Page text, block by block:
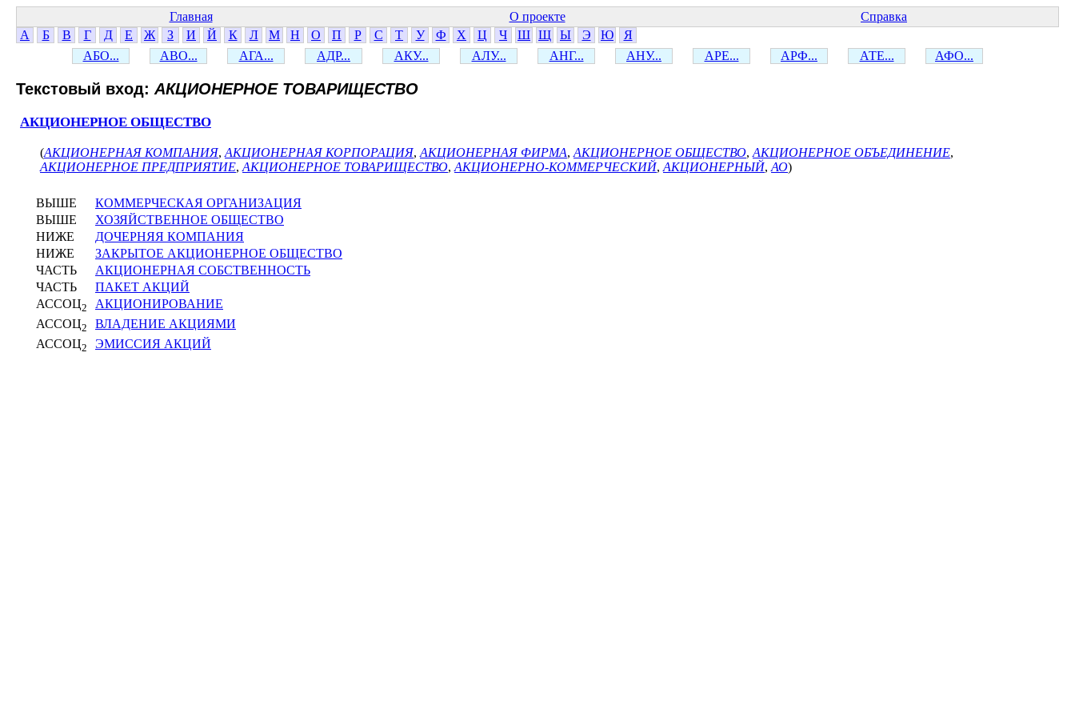
Главная О проекте
Справка
А
Б В Г Д Е Ж З И Й К Л М Н О П Р С Т У Ф Х Ц Ч Ш Щ Ы Э Ю
Я
АБО...
АВО... АГА... АДР... АКУ... АЛУ... АНГ... АНУ... АРЕ... АРФ... АТЕ... АФО...
Текстовый вход: АКЦИОНЕРНОЕ ТОВАРИЩЕСТВО
АКЦИОНЕРНОЕ ОБЩЕСТВО
(АКЦИОНЕРНАЯ КОМПАНИЯ, АКЦИОНЕРНАЯ КОРПОРАЦИЯ, АКЦИОНЕРНАЯ ФИРМА, АКЦИОНЕРНОЕ ОБЩЕСТВО, АКЦИОНЕРНОЕ ОБЪЕДИНЕНИЕ,
АКЦИОНЕРНОЕ ПРЕДПРИЯТИЕ, АКЦИОНЕРНОЕ ТОВАРИЩЕСТВО, АКЦИОНЕРНО-КОММЕРЧЕСКИЙ, АКЦИОНЕРНЫЙ, АО)
ВЫШЕ
КОММЕРЧЕСКАЯ ОРГАНИЗАЦИЯ
ВЫШЕ
ХОЗЯЙСТВЕННОЕ ОБЩЕСТВО
НИЖЕ
ДОЧЕРНЯЯ КОМПАНИЯ
НИЖЕ
ЗАКРЫТОЕ АКЦИОНЕРНОЕ ОБЩЕСТВО
ЧАСТЬ
АКЦИОНЕРНАЯ СОБСТВЕННОСТЬ
ЧАСТЬ
ПАКЕТ АКЦИЙ
АССОЦ2
АКЦИОНИРОВАНИЕ
АССОЦ2
ВЛАДЕНИЕ АКЦИЯМИ
АССОЦ2 ЭМИССИЯ АКЦИЙ